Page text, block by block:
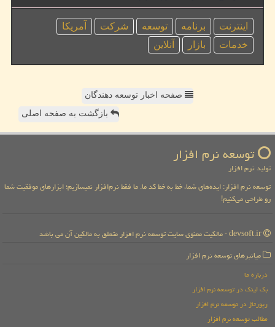
اینترنت برنامه توسعه شركت
آمریكا
خدمات
بازار آنلاین
صفحه اخبار توسعه دهندگان
بازگشت به صفحه اصلی
توسعه نرم افزار
تولید نرم افزار
توسعه نرم افزار: ایده‌های شما، خط به خط کد ما. ما فقط نرم‌افزار نمیسازیم؛ ابزارهای موفقیت شما
رو طراحی می‌کنیم!
میانبرهای توسعه نرم افزار
درباره ما
بک لینک در توسعه نرم افزار
رپورتاژ در توسعه نرم افزار
مطالب توسعه نرم افزار